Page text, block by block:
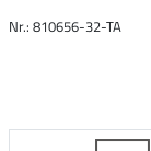
Nr.: 810656-32-TA